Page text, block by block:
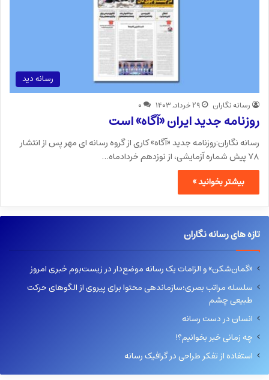
رسانه دید
رسانه نگاران ۲۹ خرداد, ۱۴۰۳ ۰
روزنامه جدید ایران «آگاه» است
رسانه نگاران:روزنامه جدید «آگاه» کاری از گروه رسانه ای مهر پس از انتشار
۷۸ پیش شماره آزمایشی، از نوزدهم خردادماه…
بیشتر بخوانید »
تازه های رسانه نگاران
«گمان‌شکن» و الزامات یک رسانه موضع‌دار در زیست‌بوم خبری امروز
سلسله مراتب بصری؛سازماندهی محتوا برای پیروی از الگوهای حرکت
طبیعی چشم
انسان در دست رسانه
چه زمانی خبر بخوانیم؟!
استفاده از تفکر طراحی در گرافیک رسانه